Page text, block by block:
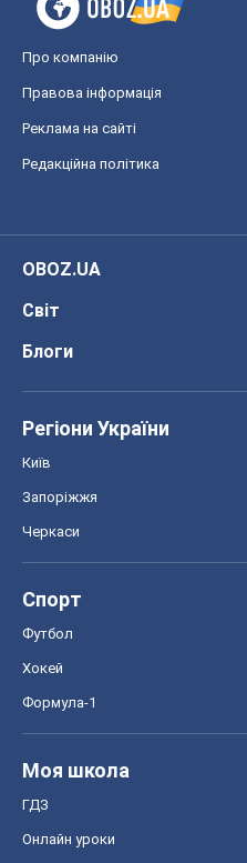
Про компанію
Правова інформація
Реклама на сайті
Редакційна політика
OBOZ.UA
Світ
Блоги
Регіони України
Київ
Запоріжжя
Черкаси
Спорт
Футбол
Хокей
Формула-1
Моя школа
ГДЗ
Онлайн уроки